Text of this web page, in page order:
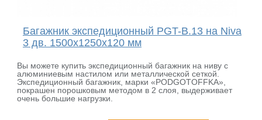
Багажник экспедиционный PGT-B.13 на Niva
3 дв. 1500х1250х120 мм
Вы можете купить экспедиционный багажник на ниву с
алюминиевым настилом или металлической сеткой.
Экспедиционный багажник, марки «PODGOTOFFKA»,
покрашен порошковым методом в 2 слоя, выдерживает
очень большие нагрузки.